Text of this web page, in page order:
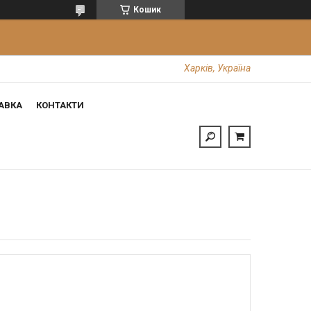
Кошик
Харків, Україна
КОНТАКТИ